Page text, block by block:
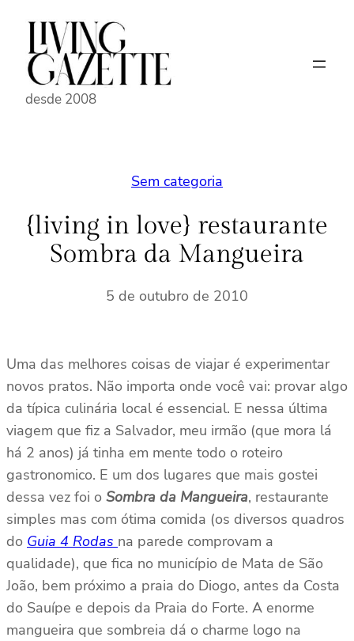
Pular
conteúdo
desde 2008
Sem categoria
{living in love} restaurante
Sombra da Mangueira
5 de outubro de 2010
Uma das melhores coisas de viajar é experimentar
novos pratos. Não importa onde você vai: provar algo
da típica culinária local é essencial. E nessa última
viagem que fiz a Salvador, meu irmão (que mora lá
há 2 anos) já tinha em mente todo o roteiro
gastronomico. E um dos lugares que mais gostei
dessa vez foi o Sombra da Mangueira, restaurante
simples mas com ótima comida (os diversos quadros
do Guia 4 Rodas na parede comprovam a
qualidade), que fica no município de Mata de São
João, bem próximo a praia do Diogo, antes da Costa
do Sauípe e depois da Praia do Forte. A enorme
mangueira que sombreia dá o charme logo na